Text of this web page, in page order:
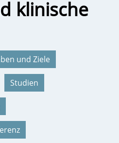
klinische
und Ziele
Studien